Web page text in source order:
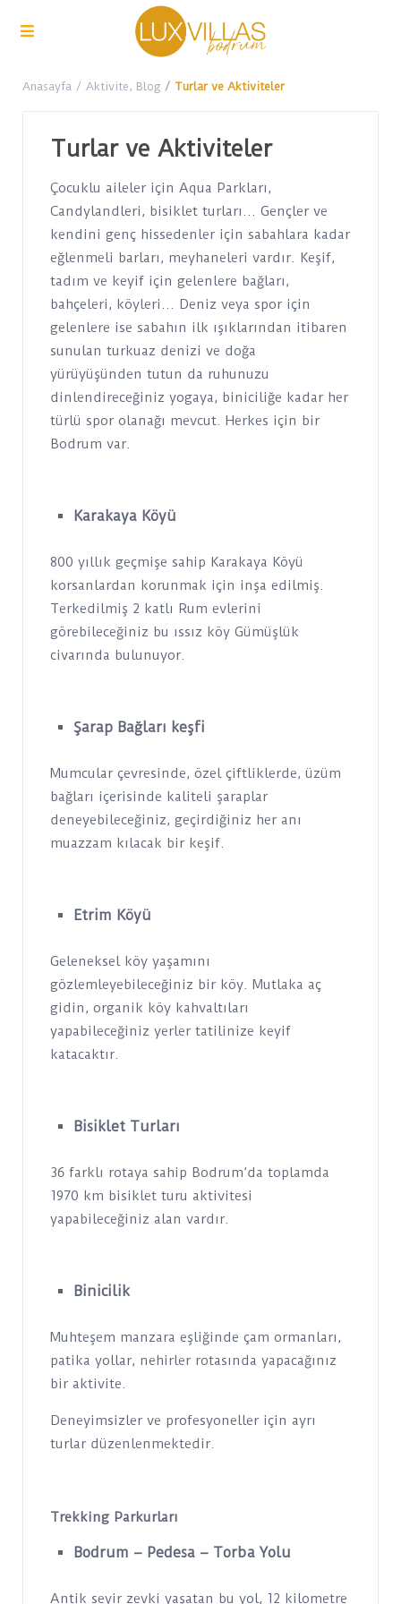
Anasayfa Aktivite , Blog Turlar ve Aktiviteler
Turlar ve Aktiviteler
Çocuklu aileler için Aqua Parkları,
Candylandleri, bisiklet turları… Gençler ve
kendini genç hissedenler için sabahlara kadar
eğlenmeli barları, meyhaneleri vardır. Keşif,
tadım ve keyif için gelenlere bağları,
bahçeleri, köyleri… Deniz veya spor için
gelenlere ise sabahın ilk ışıklarından itibaren
sunulan turkuaz denizi ve doğa
yürüyüşünden tutun da ruhunuzu
dinlendireceğiniz yogaya, biniciliğe kadar her
türlü spor olanağı mevcut. Herkes için bir
Bodrum var.
Karakaya Köyü
800 yıllık geçmişe sahip Karakaya Köyü
korsanlardan korunmak için inşa edilmiş.
Terkedilmiş 2 katlı Rum evlerini
görebileceğiniz bu ıssız köy Gümüşlük
civarında bulunuyor.
Şarap Bağları keşfi
Mumcular çevresinde, özel çiftliklerde, üzüm
bağları içerisinde kaliteli şaraplar
deneyebileceğiniz, geçirdiğiniz her anı
muazzam kılacak bir keşif.
Etrim Köyü
Geleneksel köy yaşamını
gözlemleyebileceğiniz bir köy. Mutlaka aç
gidin, organik köy kahvaltıları
yapabileceğiniz yerler tatilinize keyif
katacaktır.
Bisiklet Turları
36 farklı rotaya sahip Bodrum’da toplamda
1970 km bisiklet turu aktivitesi
yapabileceğiniz alan vardır.
Binicilik
Muhteşem manzara eşliğinde çam ormanları,
patika yollar, nehirler rotasında yapacağınız
bir aktivite.
Deneyimsizler ve profesyoneller için ayrı
turlar düzenlenmektedir.
Trekking Parkurları
Bodrum – Pedesa – Torba Yolu
Antik seyir zevki yaşatan bu yol, 12 kilometre